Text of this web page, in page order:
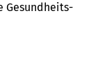
Gesund­heits-